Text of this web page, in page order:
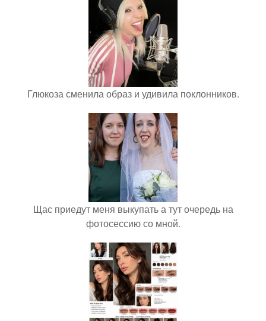
Глюкоза сменила образ и удивила поклонников.
Щас приедут меня выкупать а тут очередь на
фотосессию со мной.